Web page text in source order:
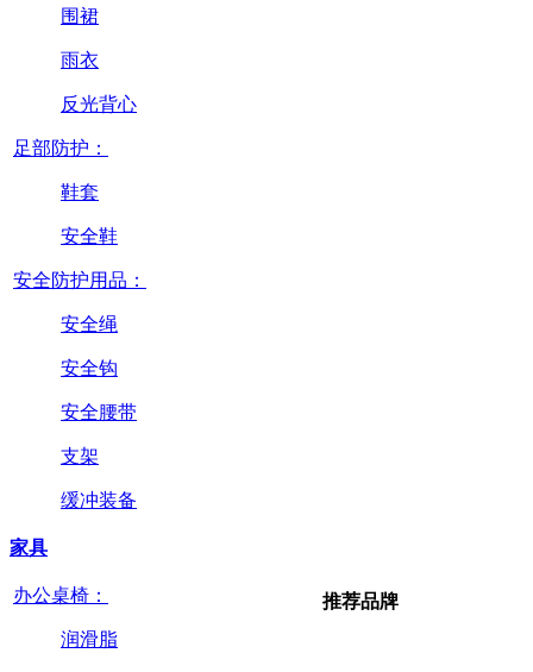
围裙
雨衣
反光背心
足部防护：
鞋套
安全鞋
安全防护用品：
安全绳
安全钩
安全腰带
支架
缓冲装备
家具
办公桌椅：
润滑脂
推荐品牌